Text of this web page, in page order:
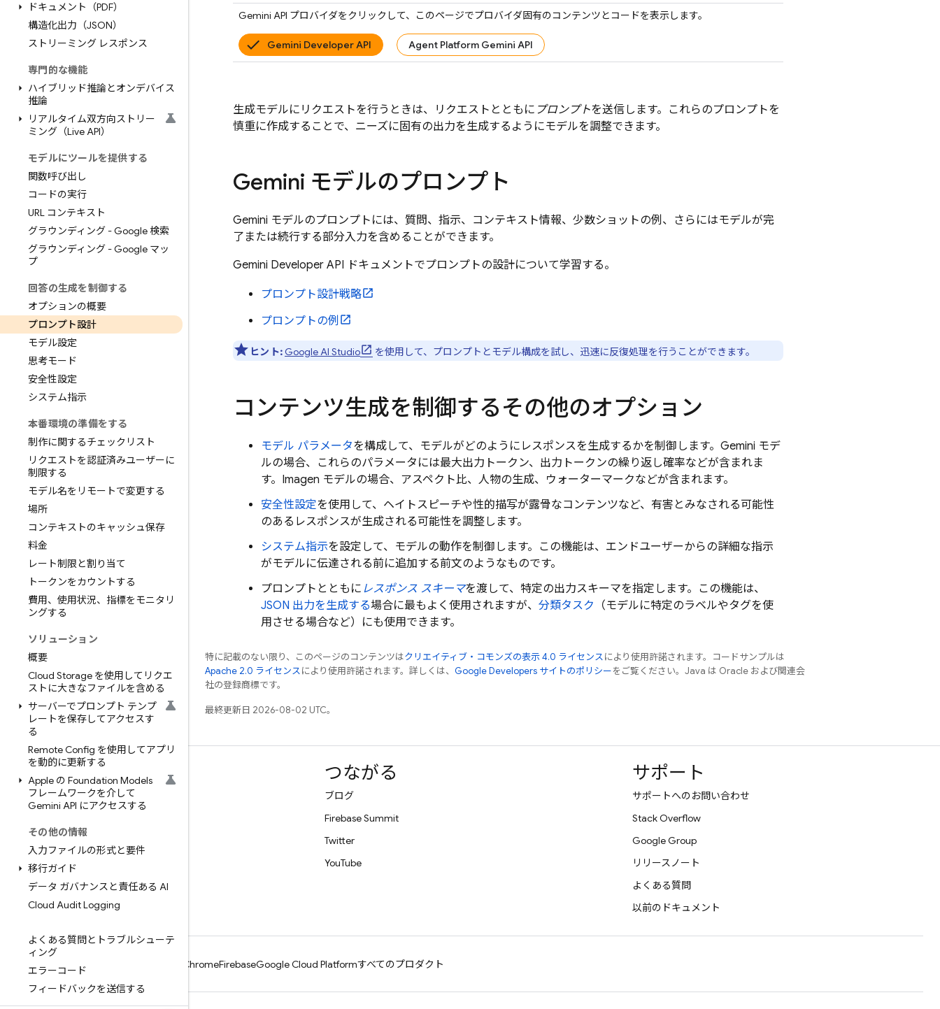
ドキュメント（PDF）
構造化出力（JSON）
ストリーミング レスポンス
専門的な機能
ハイブリッド推論とオンデバイス
推論
リアルタイム双方向ストリー
ミング（Live API）
モデルにツールを提供する
関数呼び出し
コードの実行
URL コンテキスト
グラウンディング - Google 検索
グラウンディング - Google マッ
プ
回答の生成を制御する
オプションの概要
プロンプト設計
モデル設定
思考モード
安全性設定
システム指示
本番環境の準備をする
制作に関するチェックリスト
リクエストを認証済みユーザーに
制限する
モデル名をリモートで変更する
場所
コンテキストのキャッシュ保存
料金
レート制限と割り当て
トークンをカウントする
費用、使用状況、指標をモニタリ
ングする
ソリューション
概要
Cloud Storage を使用してリクエ
ストに大きなファイルを含める
サーバーでプロンプト テンプ
レートを保存してアクセスす
る
Remote Config を使用してアプリ
を動的に更新する
Apple の Foundation Models
フレームワークを介して
Gemini API にアクセスする
その他の情報
入力ファイルの形式と要件
移行ガイド
データ ガバナンスと責任ある AI
Cloud Audit Logging
よくある質問とトラブルシューテ
ィング
エラーコード
フィードバックを送信する
Gemini API プロバイダをクリックして、このページでプロバイダ固有のコンテンツとコードを表示します。
Gemini Developer API Agent Platform Gemini API
生成モデルにリクエストを行うときは、リクエストとともに プロンプトを送信します。これらのプロンプトを
慎重に作成することで、ニーズに固有の出力を生成するようにモデルを調整できます。
Gemini モデルのプロンプト
Gemini モデルのプロンプトには、質問、指示、コンテキスト情報、少数ショットの例、さらにはモデルが完
了または続行する部分入力を含めることができます。
Gemini Developer API ドキュメントでプロンプトの設計について学習する。
プロンプト設計戦略
プロンプトの例
ヒント: Google AI Studio を使用して、プロンプトとモデル構成を試し、迅速に反復処理を行うことができます。
コンテンツ生成を制御するその他のオプション
モデル パラメータを構成して、モデルがどのようにレスポンスを生成するかを制御します。 Gemini モデ
ルの場合、これらのパラメータには最大出力トークン、出力トークンの繰り返し確率などが含まれま
す。 Imagen モデルの場合、アスペクト比、人物の生成、ウォーターマークなどが含まれます。
安全性設定を使用して、ヘイトスピーチや性的描写が露骨なコンテンツなど、有害とみなされる可能性
のあるレスポンスが生成される可能性を調整します。
システム指示を設定して、モデルの動作を制御します。この機能は、エンドユーザーからの詳細な指示
がモデルに伝達される前に追加する前文のようなものです。
プロンプトとともに レスポンス スキーマを渡して、特定の出力スキーマを指定します。この機能は、
JSON 出力を生成する場合に最もよく使用されますが、 分類タスク （モデルに特定のラベルやタグを使
用させる場合など）にも使用できます。
特に記載のない限り、このページのコンテンツはクリエイティブ・コモンズの表示 4.0 ライセンスにより使用許諾されます。コードサンプルは
Apache 2.0 ライセンスにより使用許諾されます。詳しくは、 Google Developers サイトのポリシーをご覧ください。Java は Oracle および関連会
社の登録商標です。
最終更新日 2026-08-02 UTC。
学ぶ
ガイド
サンプル
ライブラリ
GitHub
つながる
ブログ
Firebase Summit
Twitter
YouTube
サポート
サポートへのお問い合わせ
Stack Overflow
Google Group
リリースノート
よくある質問
以前のドキュメント
ChromeFirebaseGoogle Cloud Platformすべてのプロダクト